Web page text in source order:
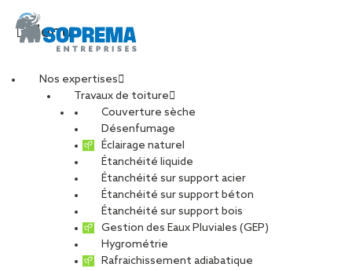
Menu
Nos expertises
Travaux de toiture
Couverture sèche
Désenfumage
Éclairage naturel
Étanchéité liquide
Étanchéité sur support acier
Étanchéité sur support béton
Étanchéité sur support bois
Gestion des Eaux Pluviales (GEP)
Hygrométrie
Rafraichissement adiabatique
PARTAGER